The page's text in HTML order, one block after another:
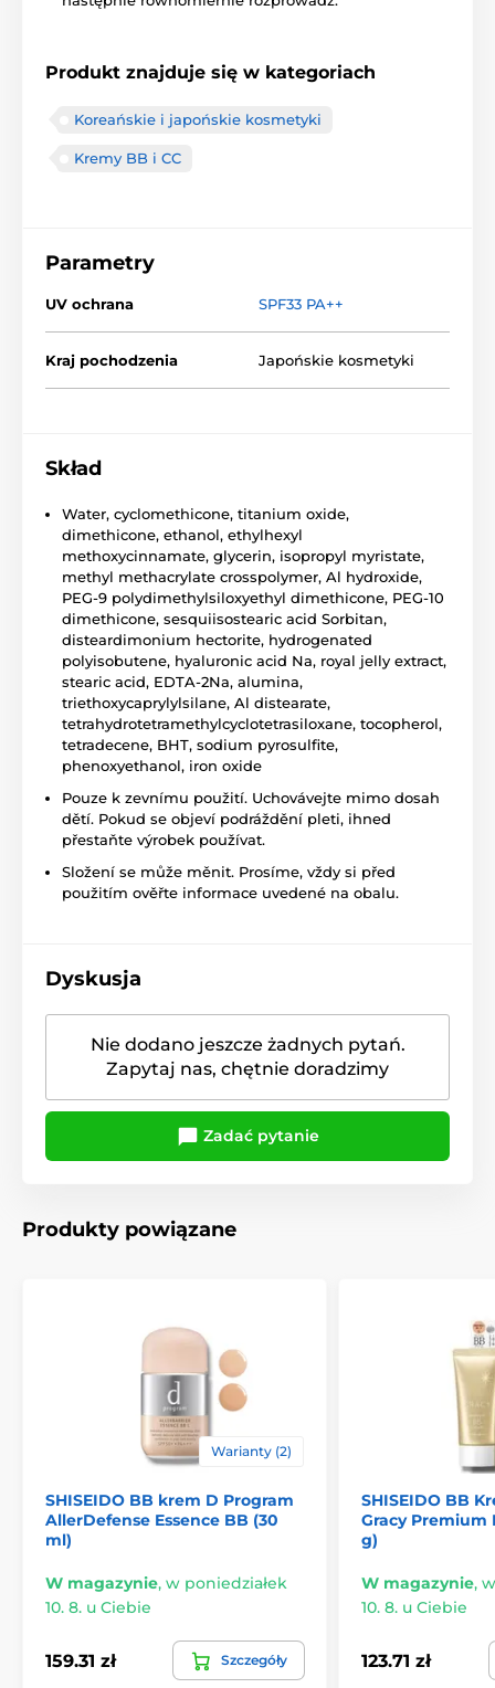
Produkt znajduje się w kategoriach
Koreańskie i japońskie kosmetyki
Kremy BB i CC
Parametry
UV ochrana SPF33 PA++
Kraj pochodzenia Japońskie kosmetyki
Skład
Water, cyclomethicone, titanium oxide,
dimethicone, ethanol, ethylhexyl
methoxycinnamate, glycerin, isopropyl myristate,
methyl methacrylate crosspolymer, Al hydroxide,
PEG-9 polydimethylsiloxyethyl dimethicone, PEG-10
dimethicone, sesquiisostearic acid Sorbitan,
disteardimonium hectorite, hydrogenated
polyisobutene, hyaluronic acid Na, royal jelly extract,
stearic acid, EDTA-2Na, alumina,
triethoxycaprylylsilane, Al distearate,
tetrahydrotetramethylcyclotetrasiloxane, tocopherol,
tetradecene, BHT, sodium pyrosulfite,
phenoxyethanol, iron oxide
Pouze k zevnímu použití. Uchovávejte mimo dosah
dětí. Pokud se objeví podráždění pleti, ihned
přestaňte výrobek používat.
Složení se může měnit. Prosíme, vždy si před
použitím ověřte informace uvedené na obalu.
Dyskusja
Nie dodano jeszcze żadnych pytań.
Zapytaj nas, chętnie doradzimy
Zadać pytanie
Produkty powiązane
Warianty (2)
SHISEIDO BB krem D Program
AllerDefense Essence BB (30
ml)
W magazynie, w poniedziałek
10. 8. u Ciebie
159.31 zł Szczegóły
SHISEIDO BB
Gracy Premium
g)
W magazynie,
10. 8. u Ciebie
123.71 zł